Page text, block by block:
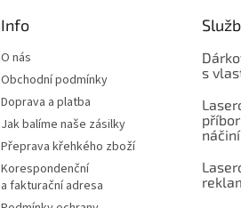
Info
O nás
Obchodní podmínky
Doprava a platba
Jak balíme naše zásilky
Přeprava křehkého zboží
Korespondenční
a fakturační adresa
s
náčiní